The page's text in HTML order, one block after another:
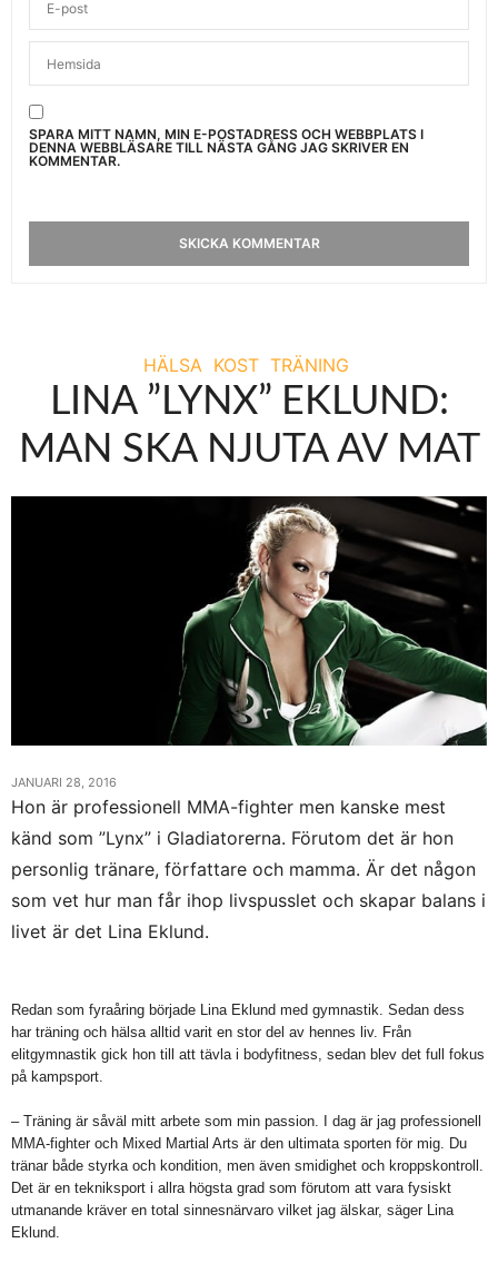
SPARA MITT NAMN, MIN E-POSTADRESS OCH WEBBPLATS I
DENNA WEBBLÄSARE TILL NÄSTA GÅNG JAG SKRIVER EN
KOMMENTAR.
HÄLSA KOST TRÄNING
LINA ”LYNX” EKLUND:
MAN SKA NJUTA AV MAT
JANUARI 28, 2016
Hon är professionell MMA-fighter men kanske mest
känd som ”Lynx” i Gladiatorerna. Förutom det är hon
personlig tränare, författare och mamma. Är det någon
som vet hur man får ihop livspusslet och skapar balans i
livet är det Lina Eklund.
Redan som fyraåring började Lina Eklund med gymnastik. Sedan dess
har träning och hälsa alltid varit en stor del av hennes liv. Från
elitgymnastik gick hon till att tävla i bodyfitness, sedan blev det full fokus
på kampsport.
– Träning är såväl mitt arbete som min passion. I dag är jag professionell
MMA-fighter och Mixed Martial Arts är den ultimata sporten för mig. Du
tränar både styrka och kondition, men även smidighet och kroppskontroll.
Det är en tekniksport i allra högsta grad som förutom att vara fysiskt
utmanande kräver en total sinnesnärvaro vilket jag älskar, säger Lina
Eklund.